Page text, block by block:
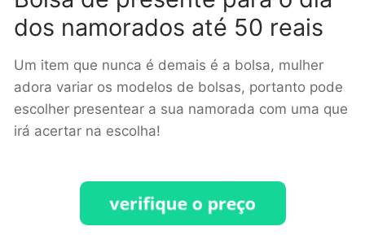
dos namorados até 50 reais
Um item que nunca é demais é a bolsa, mulher
adora variar os modelos de bolsas, portanto pode
escolher presentear a sua namorada com uma que
irá acertar na escolha!